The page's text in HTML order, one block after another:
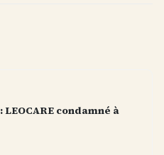
condamné à